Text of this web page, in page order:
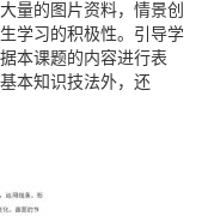
量的图片资料，情景创
学习的积极性。引导学
本课题的内容进行表
本知识技法外，还